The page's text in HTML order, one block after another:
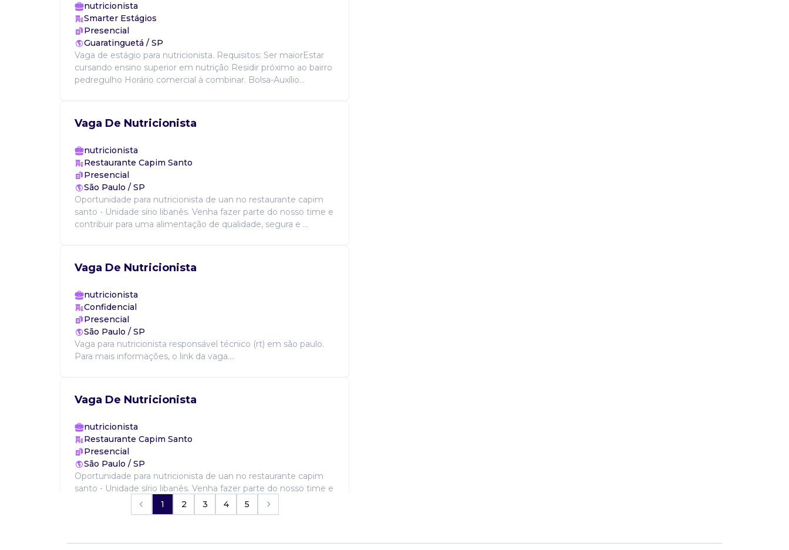
nutricionista
Smarter Estágios
Presencial
Guaratinguetá / SP
Vaga de estágio para nutricionista. Requisitos: Ser maiorEstar
cursando ensino superior em nutrição Residir próximo ao bairro
pedregulho Horário comercial à combinar. Bolsa-Auxílio...
Vaga De Nutricionista
nutricionista
Restaurante Capim Santo
Presencial
São Paulo / SP
Oportunidade para nutricionista de uan no restaurante capim
santo - Unidade sírio libanês. Venha fazer parte do nosso time e
contribuir para uma alimentação de qualidade, segura e ...
Vaga De Nutricionista
nutricionista
Confidencial
Presencial
São Paulo / SP
Vaga para nutricionista responsável técnico (rt) em são paulo.
Para mais informações, o link da vaga....
Vaga De Nutricionista
nutricionista
Restaurante Capim Santo
Presencial
São Paulo / SP
Oportunidade para nutricionista de uan no restaurante capim
santo - Unidade sírio libanês. Venha fazer parte do nosso time e
contribuir para uma alimentação de qualidade, segura e ...
Vaga De Nutricionista
1 2 3 4 5